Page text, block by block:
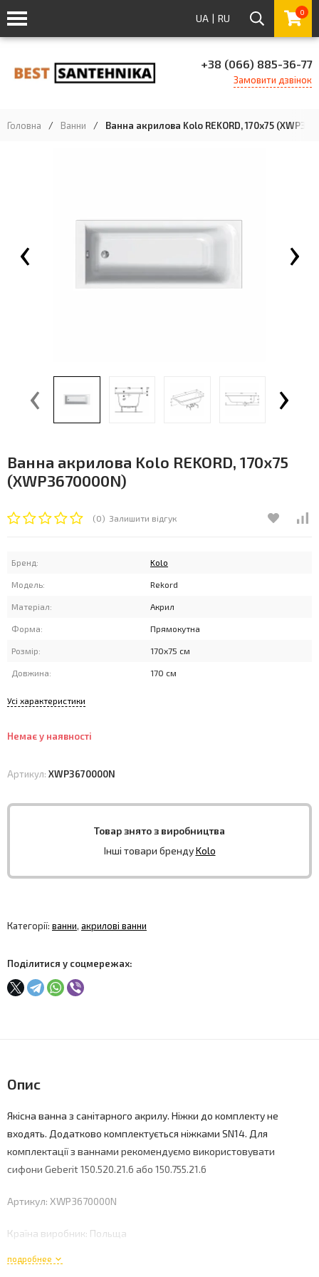
UA | RU 0
+38 (066) 885-36-77
Замовити дзвінок
Головна / Ванни / Ванна акрилова Kolo REKORD, 170x75
‹ ›
‹ ›
Ванна акрилова Kolo REKORD, 170x75
(XWP3670000N)
(0) Залишити відгук
Бренд: Kolo
Модель: Rekord
Матеріал: Акрил
Форма: Прямокутна
Розмір: 170x75 см
Довжина: 170 см
Усі характеристики
Немає у наявності
Артикул: XWP3670000N
Товар знято з виробництва
Інші товари брендуKolo
Категорії: ванни, акрилові ванни
Поділитися у соцмережах:
Опис
Якісна ванна з санітарного акрилу. Ніжки до комплекту не
входять. Додатково комплектується ніжками SN14. Для
комплектації з ваннами рекомендуємо використовувати
сифони Geberit 150.520.21.6 або 150.755.21.6
Артикул: XWP3670000N
Країна виробник: Польща
Довжина: 1700 мм.
подробнее